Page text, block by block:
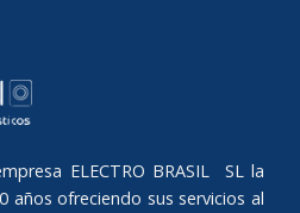
ELECTRO BRASIL SL la
años ofreciendo sus servicios al